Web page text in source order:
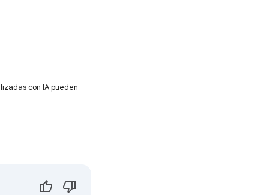
con IA pueden